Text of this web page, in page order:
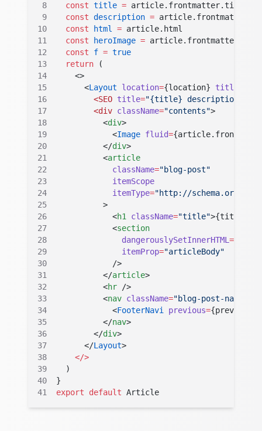
  const
title = article.frontmatter.title
  const
description =
  const
html = article.html
  const
heroImage =
  const
f = true
  return
(
    <>
      <
Layout location={location} title
        <SEO
title="{title}
        <div
className="contents">
          <
div>
            <
Image fluid={
          </
div>
          <
article
            className
="blog-post"
            itemScope
            itemType
="http://schema.org/
          >
            <
h1 className="title">{title
            <
section
              dangerouslySetInnerHTML
=
              itemProp
="articleBody"
            />
          </
article>
          <
hr />
          <
nav className="blog-post-nav"
            <
FooterNavi previous={previous
          </
nav>
        </
div>
      </
Layout>
    </>
  )
}
export default Article